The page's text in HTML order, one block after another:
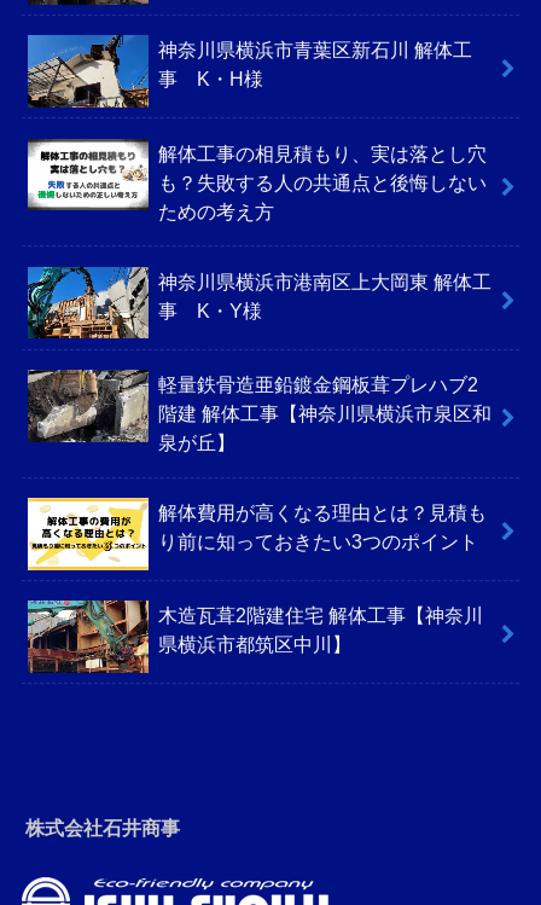
神奈川県横浜市青葉区新石川 解体工
事 K・H様
解体工事の相見積もり、実は落とし穴
も？失敗する人の共通点と後悔しない
ための考え方
神奈川県横浜市港南区上大岡東 解体工
事 K・Y様
軽量鉄骨造亜鉛鍍金鋼板葺プレハブ2
階建 解体工事【神奈川県横浜市泉区和
泉が丘】
解体費用が高くなる理由とは？見積も
り前に知っておきたい3つのポイント
木造瓦葺2階建住宅 解体工事【神奈川
県横浜市都筑区中川】
株式会社石井商事